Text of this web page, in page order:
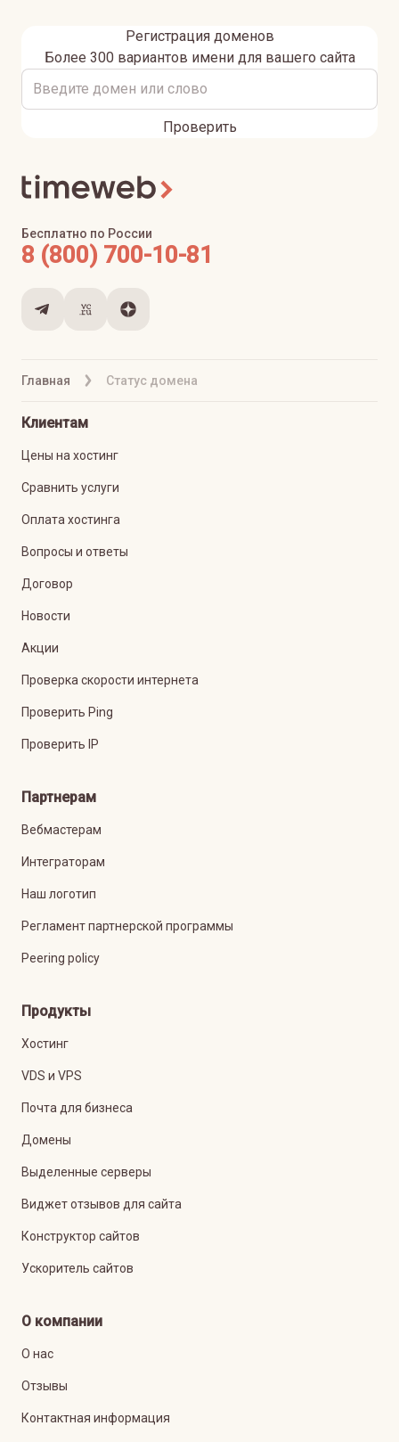
Регистрация доменов
Более 300 вариантов имени для вашего сайта
Проверить
Главная Статус домена
Бесплатно по России
8 (800) 700-10-81
Клиентам
Цены на хостинг
Сравнить услуги
Оплата хостинга
Вопросы и ответы
Договор
Новости
Акции
Проверка скорости интернета
Проверить Ping
Проверить IP
Партнерам
Вебмастерам
Интеграторам
Наш логотип
Регламент партнерской программы
Peering policy
Продукты
Хостинг
VDS и VPS
Почта для бизнеса
Домены
Выделенные серверы
Виджет отзывов для сайта
Конструктор сайтов
Ускоритель сайтов
О компании
О нас
Отзывы
Контактная информация